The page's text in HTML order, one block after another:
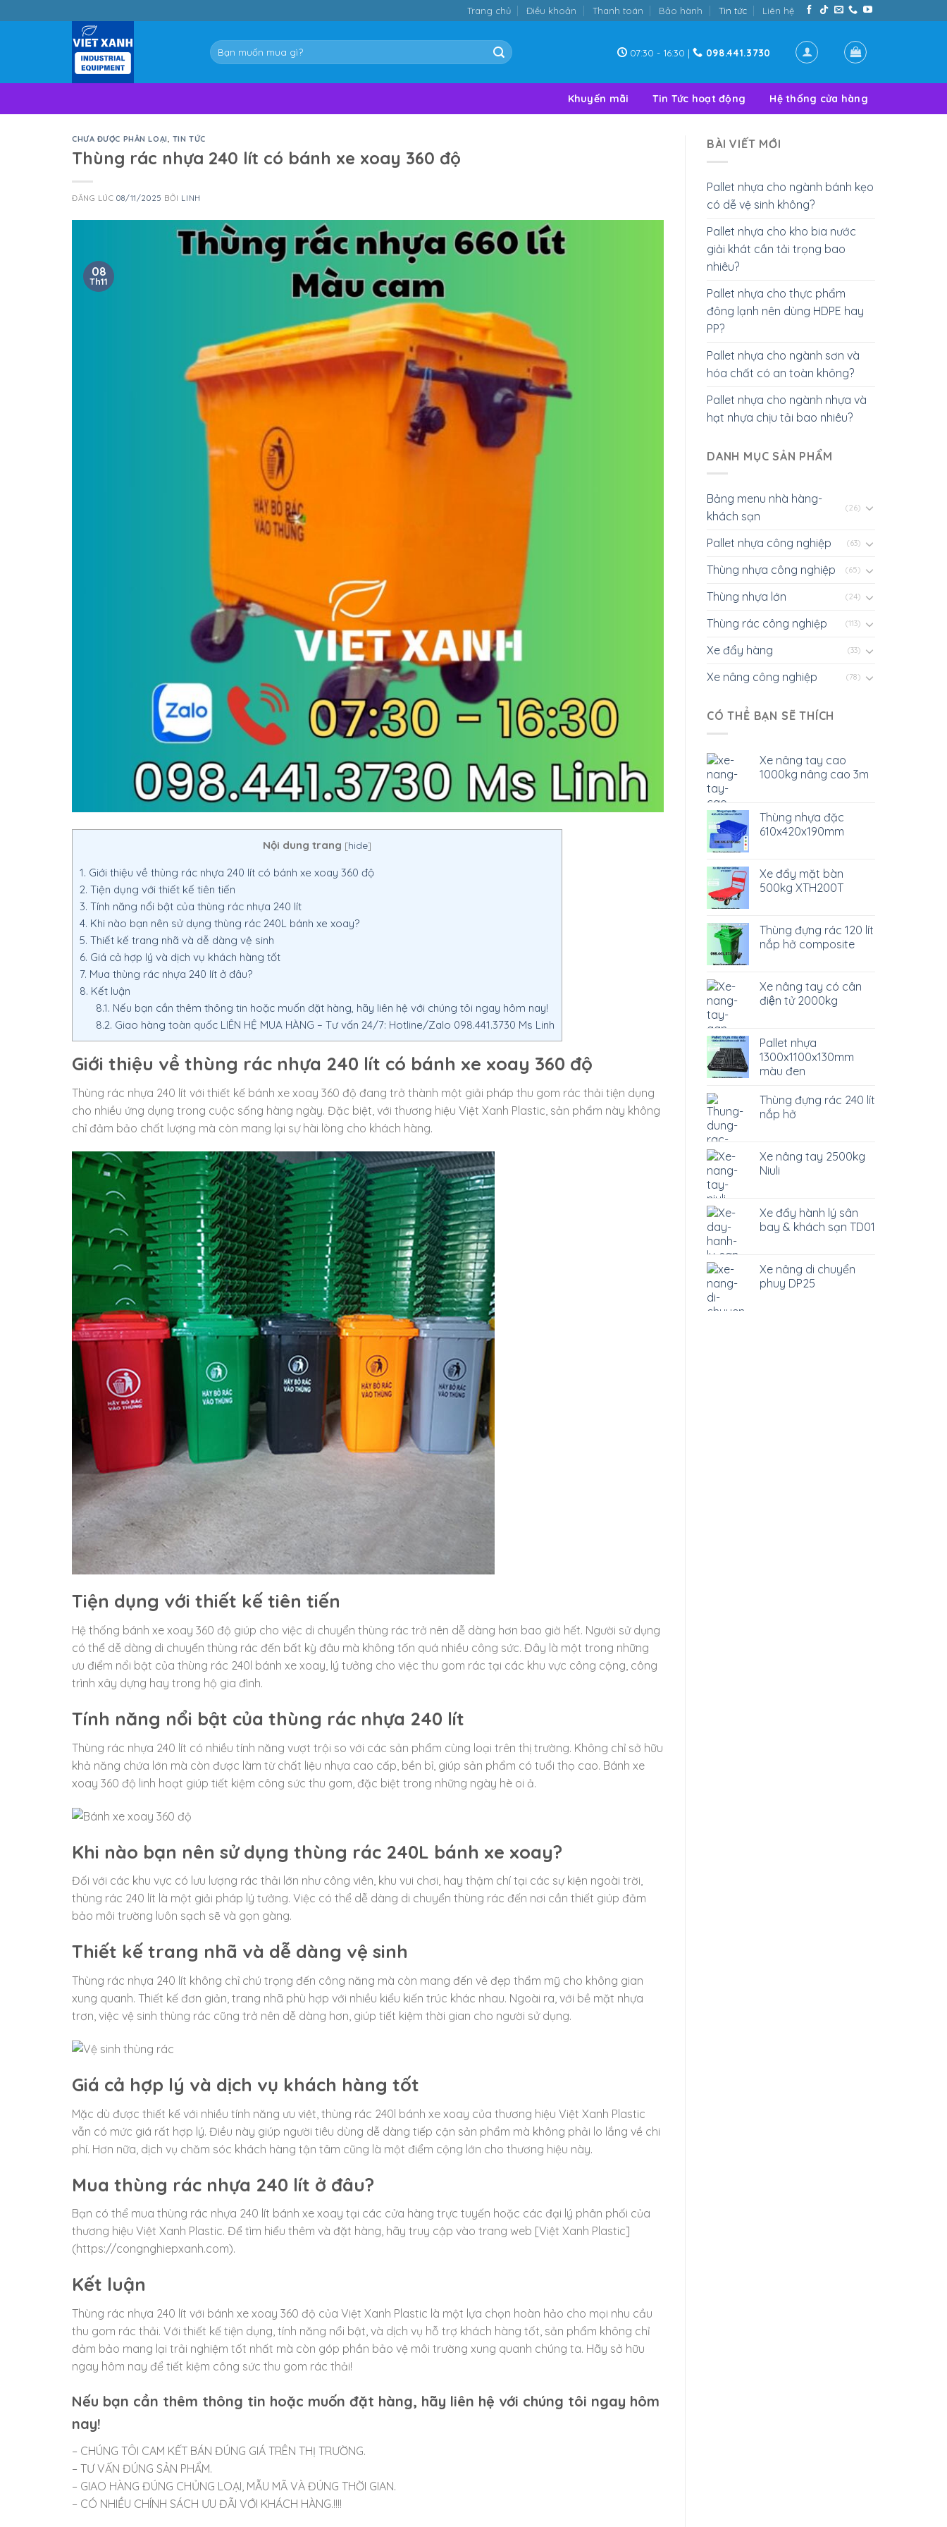
to
Trang chủ Điều khoản Thanh toán Bảo hành Tin tức Liên hệ
Tìm
kiếm:
07:30 - 16:30 | 098.441.3730
Khuyến mãi Tin Tức hoạt động Hệ thống cửa hàng
CHƯA ĐƯỢC PHÂN LOẠI, TIN TỨC
Thùng rác nhựa 240 lít có bánh xe xoay 360 độ
ĐĂNG LÚC08/11/2025 BỞI LINH
08
Th11
Nội dung trang [hide]
1. Giới thiệu về thùng rác nhựa 240 lít có bánh xe xoay 360 độ
2. Tiện dụng với thiết kế tiên tiến
3. Tính năng nổi bật của thùng rác nhựa 240 lít
4. Khi nào bạn nên sử dụng thùng rác 240L bánh xe xoay?
5. Thiết kế trang nhã và dễ dàng vệ sinh
6. Giá cả hợp lý và dịch vụ khách hàng tốt
7. Mua thùng rác nhựa 240 lít ở đâu?
8. Kết luận
8.1. Nếu bạn cần thêm thông tin hoặc muốn đặt hàng, hãy liên hệ với chúng tôi ngay hôm nay!
8.2. Giao hàng toàn quốc LIÊN HỆ MUA HÀNG – Tư vấn 24/7: Hotline/Zalo 098.441.3730 Ms Linh
Giới thiệu về thùng rác nhựa 240 lít có bánh xe xoay 360 độ
Thùng rác nhựa 240 lít với thiết kế bánh xe xoay 360 độ đang trở thành một giải pháp thu gom rác thải tiện dụng
cho nhiều ứng dụng trong cuộc sống hàng ngày. Đặc biệt, với thương hiệu Việt Xanh Plastic, sản phẩm này không
chỉ đảm bảo chất lượng mà còn mang lại sự hài lòng cho khách hàng.
Tiện dụng với thiết kế tiên tiến
Hệ thống bánh xe xoay 360 độ giúp cho việc di chuyển thùng rác trở nên dễ dàng hơn bao giờ hết. Người sử dụng
có thể dễ dàng di chuyển thùng rác đến bất kỳ đâu mà không tốn quá nhiều công sức. Đây là một trong những
ưu điểm nổi bật của thùng rác 240l bánh xe xoay, lý tưởng cho việc thu gom rác tại các khu vực công cộng, công
trình xây dựng hay trong hộ gia đình.
Tính năng nổi bật của thùng rác nhựa 240 lít
Thùng rác nhựa 240 lít có nhiều tính năng vượt trội so với các sản phẩm cùng loại trên thị trường. Không chỉ sở hữu
khả năng chứa lớn mà còn được làm từ chất liệu nhựa cao cấp, bền bỉ, giúp sản phẩm có tuổi thọ cao. Bánh xe
xoay 360 độ linh hoạt giúp tiết kiệm công sức thu gom, đặc biệt trong những ngày hè oi ả.
Khi nào bạn nên sử dụng thùng rác 240L bánh xe xoay?
Đối với các khu vực có lưu lượng rác thải lớn như công viên, khu vui chơi, hay thậm chí tại các sự kiện ngoài trời,
thùng rác 240 lít là một giải pháp lý tưởng. Việc có thể dễ dàng di chuyển thùng rác đến nơi cần thiết giúp đảm
bảo môi trường luôn sạch sẽ và gọn gàng.
Thiết kế trang nhã và dễ dàng vệ sinh
Thùng rác nhựa 240 lít không chỉ chú trọng đến công năng mà còn mang đến vẻ đẹp thẩm mỹ cho không gian
xung quanh. Thiết kế đơn giản, trang nhã phù hợp với nhiều kiểu kiến trúc khác nhau. Ngoài ra, với bề mặt nhựa
trơn, việc vệ sinh thùng rác cũng trở nên dễ dàng hơn, giúp tiết kiệm thời gian cho người sử dụng.
Giá cả hợp lý và dịch vụ khách hàng tốt
Mặc dù được thiết kế với nhiều tính năng ưu việt, thùng rác 240l bánh xe xoay của thương hiệu Việt Xanh Plastic
vẫn có mức giá rất hợp lý. Điều này giúp người tiêu dùng dễ dàng tiếp cận sản phẩm mà không phải lo lắng về chi
phí. Hơn nữa, dịch vụ chăm sóc khách hàng tận tâm cũng là một điểm cộng lớn cho thương hiệu này.
Mua thùng rác nhựa 240 lít ở đâu?
Bạn có thể mua thùng rác nhựa 240 lít bánh xe xoay tại các cửa hàng trực tuyến hoặc các đại lý phân phối của
thương hiệu Việt Xanh Plastic. Để tìm hiểu thêm và đặt hàng, hãy truy cập vào trang web [Việt Xanh Plastic]
(https://congnghiepxanh.com).
Kết luận
Thùng rác nhựa 240 lít với bánh xe xoay 360 độ của Việt Xanh Plastic là một lựa chọn hoàn hảo cho mọi nhu cầu
thu gom rác thải. Với thiết kế tiện dụng, tính năng nổi bật, và dịch vụ hỗ trợ khách hàng tốt, sản phẩm không chỉ
đảm bảo mang lại trải nghiệm tốt nhất mà còn góp phần bảo vệ môi trường xung quanh chúng ta. Hãy sở hữu
ngay hôm nay để tiết kiệm công sức thu gom rác thải!
Nếu bạn cần thêm thông tin hoặc muốn đặt hàng, hãy liên hệ với chúng tôi ngay hôm
nay!
– CHÚNG TÔI CAM KẾT BÁN ĐÚNG GIÁ TRÊN THỊ TRƯỜNG.
– TƯ VẤN ĐÚNG SẢN PHẨM.
– GIAO HÀNG ĐÚNG CHỦNG LOẠI, MẪU MÃ VÀ ĐÚNG THỜI GIAN.
– CÓ NHIỀU CHÍNH SÁCH ƯU ĐÃI VỚI KHÁCH HÀNG.!!!!
BÀI VIẾT MỚI
Pallet nhựa cho ngành bánh kẹo
có dễ vệ sinh không?
Pallet nhựa cho kho bia nước
giải khát cần tải trọng bao
nhiêu?
Pallet nhựa cho thực phẩm
đông lạnh nên dùng HDPE hay
PP?
Pallet nhựa cho ngành sơn và
hóa chất có an toàn không?
Pallet nhựa cho ngành nhựa và
hạt nhựa chịu tải bao nhiêu?
DANH MỤC SẢN PHẨM
Bảng menu nhà hàng-
khách sạn
(26)
Pallet nhựa công nghiệp (63)
Thùng nhựa công nghiệp (65)
Thùng nhựa lớn (24)
Thùng rác công nghiệp (113)
Xe đẩy hàng (33)
Xe nâng công nghiệp (78)
CÓ THỂ BẠN SẼ THÍCH
Xe nâng tay cao
1000kg nâng cao 3m
Thùng nhựa đặc
610x420x190mm
Xe đẩy mặt bàn
500kg XTH200T
Thùng đựng rác 120 lít
nắp hở composite
Xe nâng tay có cân
điện tử 2000kg
Pallet nhựa
1300x1100x130mm
màu đen
Thùng đựng rác 240 lít
nắp hở
Xe nâng tay 2500kg
Niuli
Xe đẩy hành lý sân
bay & khách sạn TD01
Xe nâng di chuyển
phuy DP25